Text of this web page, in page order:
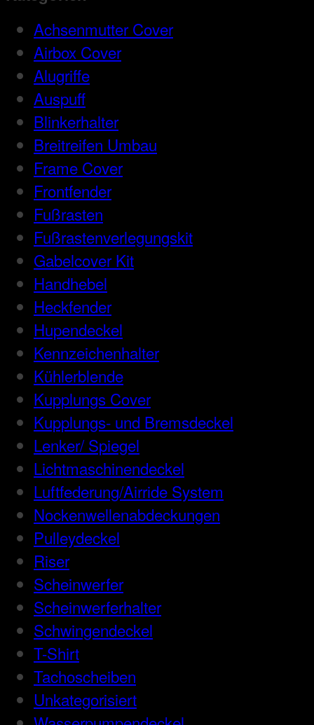
Achsenmutter Cover
Airbox Cover
Alugriffe
Auspuff
Blinkerhalter
Breitreifen Umbau
Frame Cover
Frontfender
Fußrasten
Fußrastenverlegungskit
Gabelcover Kit
Handhebel
Heckfender
Hupendeckel
Kennzeichenhalter
Kühlerblende
Kupplungs Cover
Kupplungs- und Bremsdeckel
Lenker/ Spiegel
Lichtmaschinendeckel
Luftfederung/Airride System
Nockenwellenabdeckungen
Pulleydeckel
Riser
Scheinwerfer
Scheinwerferhalter
Schwingendeckel
T-Shirt
Tachoscheiben
Unkategorisiert